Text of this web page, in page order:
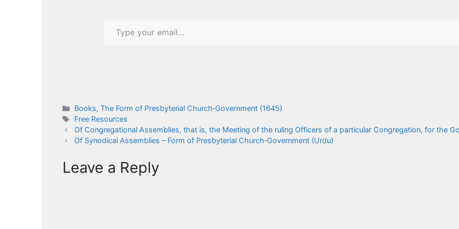
Categories
Books,The Form of Presbyterial Church‑Government (1645)
Tags
Free Resources
Of Congregational Assemblies, that is, the Meeting of the ruling Officers of a particular Congregation, for the
Of Synodical Assemblies – Form of Presbyterial Church‑Government (Urdu)
Leave a Reply